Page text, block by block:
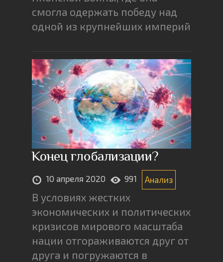
смогла одержать победу над
одной из крупнейших империй
Конец глобализации?
10 апреля 2020 991 Анализ
В условиях жестких
экономических и политических
кризисов мирового масштаба
нации отгораживаются друг от
друга и погружаются в